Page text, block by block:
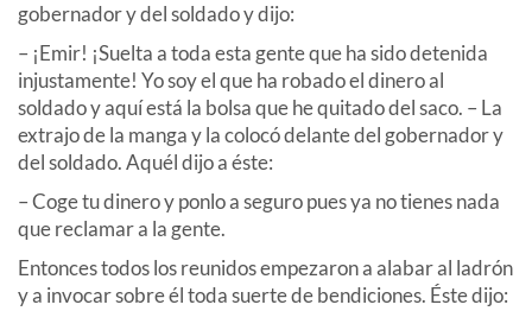
gobernador y del soldado y dijo:
– ¡Emir! ¡Suelta a toda esta gente que ha sido detenida
injustamente! Yo soy el que ha robado el dinero al
soldado y aquí está la bolsa que he quitado del saco. – La
extrajo de la manga y la colocó delante del gobernador y
del soldado. Aquél dijo a éste:
– Coge tu dinero y ponlo a seguro pues ya no tienes nada
que reclamar a la gente.
Entonces todos los reunidos empezaron a alabar al ladrón
y a invocar sobre él toda suerte de bendiciones. Éste dijo: